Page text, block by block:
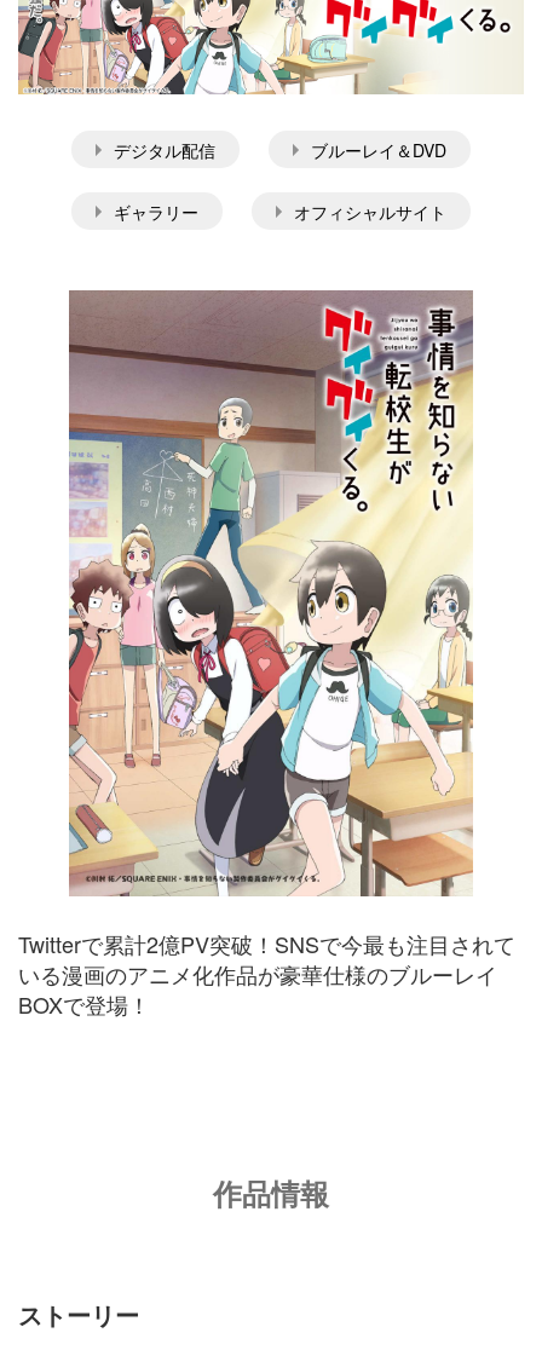
デジタル配信 ブルーレイ＆DVD
ギャラリー オフィシャルサイト
Twitterで累計2億PV突破！SNSで今最も注目されて
いる漫画のアニメ化作品が豪華仕様のブルーレイ
BOXで登場！
作品情報
ストーリー